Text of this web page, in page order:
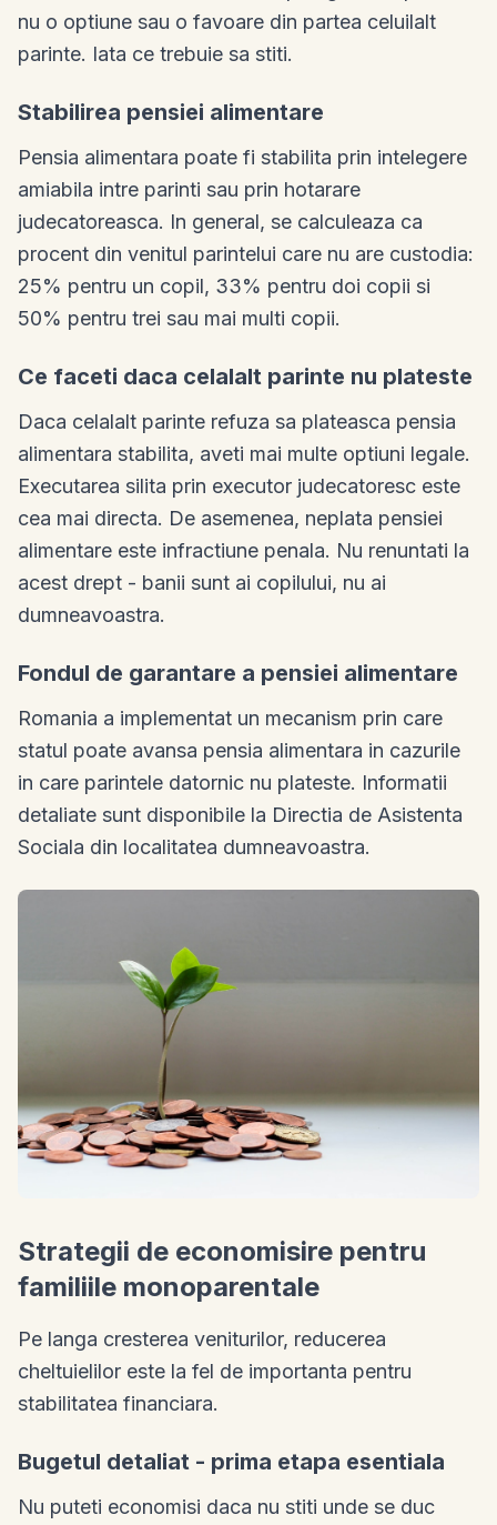
nu o optiune sau o favoare din partea celuilalt
parinte. Iata ce trebuie sa stiti.
Stabilirea pensiei alimentare
Pensia alimentara poate fi stabilita prin intelegere
amiabila intre parinti sau prin hotarare
judecatoreasca. In general, se calculeaza ca
procent din venitul parintelui care nu are custodia:
25% pentru un copil, 33% pentru doi copii si
50% pentru trei sau mai multi copii.
Ce faceti daca celalalt parinte nu plateste
Daca celalalt parinte refuza sa plateasca pensia
alimentara stabilita, aveti mai multe optiuni legale.
Executarea silita prin executor judecatoresc este
cea mai directa. De asemenea, neplata pensiei
alimentare este infractiune penala. Nu renuntati la
acest drept - banii sunt ai copilului, nu ai
dumneavoastra.
Fondul de garantare a pensiei alimentare
Romania a implementat un mecanism prin care
statul poate avansa pensia alimentara in cazurile
in care parintele datornic nu plateste. Informatii
detaliate sunt disponibile la Directia de Asistenta
Sociala din localitatea dumneavoastra.
Strategii de economisire pentru
familiile monoparentale
Pe langa cresterea veniturilor, reducerea
cheltuielilor este la fel de importanta pentru
stabilitatea financiara.
Bugetul detaliat - prima etapa esentiala
Nu puteti economisi daca nu stiti unde se duc